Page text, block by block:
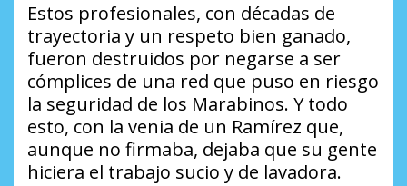
​Estos profesionales, con décadas de
trayectoria y un respeto bien ganado,
fueron destruidos por negarse a ser
cómplices de una red que puso en riesgo
la seguridad de los Marabinos. Y todo
esto, con la venia de un Ramírez que,
aunque no firmaba, dejaba que su gente
hiciera el trabajo sucio y de lavadora.